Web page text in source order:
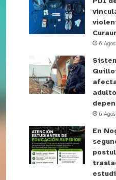
6
6
En